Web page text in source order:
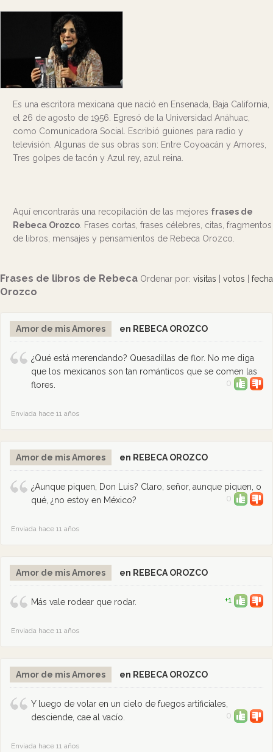
Es una escritora mexicana que nació en Ensenada, Baja California,
el 26 de agosto de 1956. Egresó de la Universidad Anáhuac,
como Comunicadora Social. Escribió guiones para radio y
televisión. Algunas de sus obras son: Entre Coyoacán y Amores,
Tres golpes de tacón y Azul rey, azul reina.
Aquí encontrarás una recopilación de las mejores frases de
Rebeca Orozco . Frases cortas, frases célebres, citas, fragmentos
de libros, mensajes y pensamientos de Rebeca Orozco.
Ordenar por: visitas votos fecha
Frases de libros de Rebeca
Orozco
Amor de mis Amores en REBECA OROZCO
¿Qué está merendando? Quesadillas de flor. No me diga
que los mexicanos son tan románticos que se comen las
flores.
0
Enviada hace 11 años
Amor de mis Amores en REBECA OROZCO
¿Aunque piquen, Don Luis? Claro, señor, aunque piquen, o
qué, ¿no estoy en México?
0
Enviada hace 11 años
Amor de mis Amores en REBECA OROZCO
Más vale rodear que rodar. +1
Enviada hace 11 años
Amor de mis Amores en REBECA OROZCO
Y luego de volar en un cielo de fuegos artificiales,
desciende, cae al vacío.
0
Enviada hace 11 años